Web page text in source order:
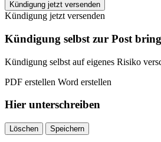
INJOY
Nürnberg
kündigen
quantity
Kündigung jetzt versenden
Kündigung jetzt versenden
Kündigung selbst zur Post
Kündigung selbst auf eigenes Risiko
PDF erstellen Word erstellen
Hier unterschreiben
Löschen Speichern